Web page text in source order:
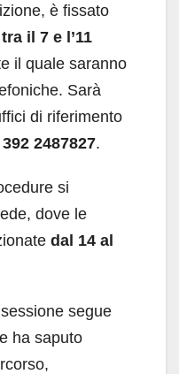
è fissato
tra il 7 e l’11
il quale saranno
Sarà
di riferimento
392 2487827.
si
dove le
dal 14 al
segue
ha saputo